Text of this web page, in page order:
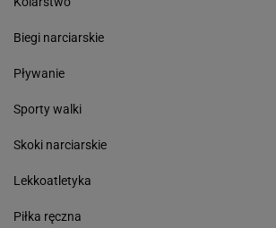
Biegi narciarskie
Pływanie
Sporty walki
Skoki narciarskie
Lekkoatletyka
Piłka ręczna